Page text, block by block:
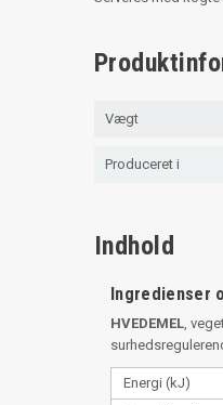
Vægt
Produceret i
Indhold
Ingredienser
HVEDEMEL ,
Energi (kJ)